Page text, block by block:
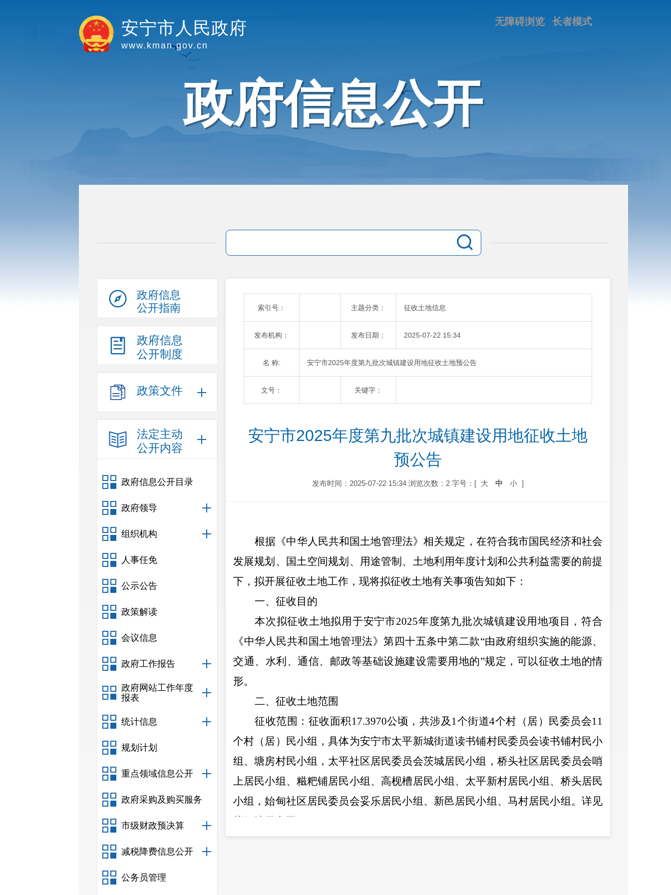
长者模式
无障碍浏览
安宁市人民政府
www.kman.gov.cn
政府信息公开
政府信息
公开指南
政府信息
公开制度
政策文件
法定主动
公开内容
政府信息公开目录
政府领导
组织机构
人事任免
公示公告
政策解读
会议信息
政府工作报告
政府网站工作年度
报表
统计信息
规划计划
重点领域信息公开
政府采购及购买服务
市级财政预决算
减税降费信息公开
公务员管理
索引号： 主题分类： 征收土地信息
发布机构： 发布日期： 2025-07-22 15:34
名 称: 安宁市2025年度第九批次城镇建设用地征收土地预公告
文号： 关键字：
安宁市2025年度第九批次城镇建设用地征收土地
预公告
发布时间：2025-07-22 15:34 浏览次数：2 字号：[ 大 中 小 ]
根据《中华人民共和国土地管理法》相关规定，在符合我市国民经济和社会
发展规划、国土空间规划、用途管制、土地利用年度计划和公共利益需要的前提
下，拟开展征收土地工作，现将拟征收土地有关事项告知如下：
一、征收目的
本次拟征收土地拟用于安宁市2025年度第九批次城镇建设用地项目，符合
《中华人民共和国土地管理法》第四十五条中第二款“由政府组织实施的能源、
交通、水利、通信、邮政等基础设施建设需要用地的”规定 ， 可以征收土地的情
形。
二、征收土地范围
征收范围：征收面积17.3970公顷，共涉及 1个街道4个村 （居） 民委员会11
个村 （居） 民小组，具体为安宁市太平新城街道读书铺村民委员会读书铺村民小
组、塘房村民小组，太平社区居民委员会茨城居民小组，桥头社区居民委员会哨
上居民小组、糍粑铺居民小组、高枧槽居民小组、太平新村居民小组、桥头居民
小组，始甸社区居民委员会妥乐居民小组、新邑居民小组、马村居民小组。 详见